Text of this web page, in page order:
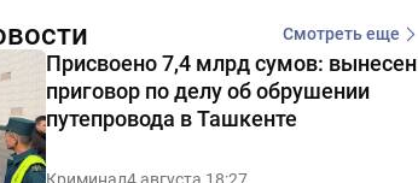
Смотреть еще
Присвоено 7,4 млрд сумов: вынесен
приговор по делу об обрушении
путепровода в Ташкенте
Криминал4 августа 18:27